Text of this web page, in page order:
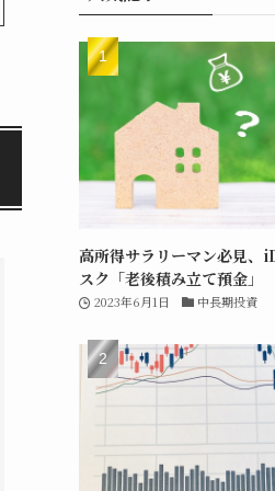
高所得サラリーマン必見、
スク「老後積み立て預金」
2023年6月1日 中長期投資